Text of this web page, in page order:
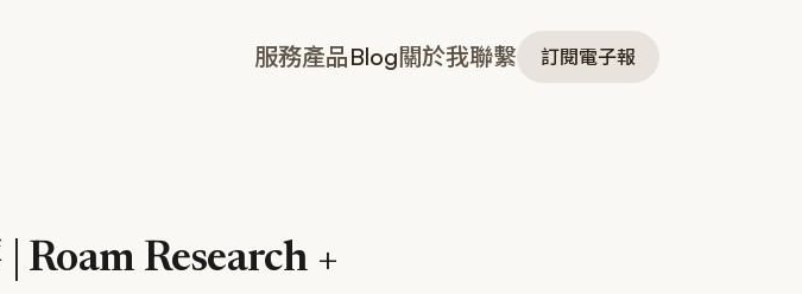
服務產品Blog關於我聯繫 訂閱電子報
Research +